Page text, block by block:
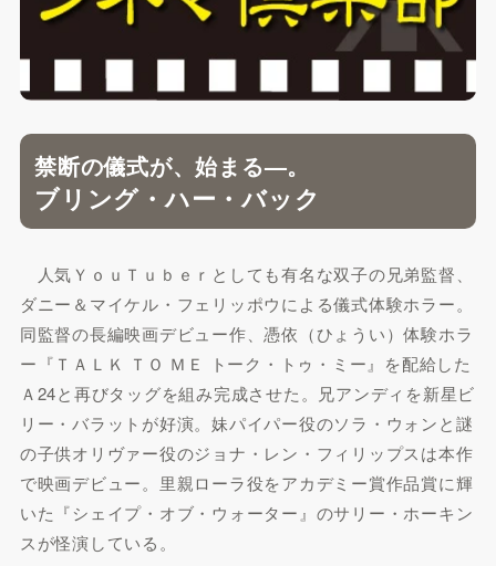
禁断の儀式が、始まる—。
ブリング・ハー・バック
人気ＹｏｕＴｕｂｅｒとしても有名な双子の兄弟監督、
ダニー＆マイケル・フェリッポウによる儀式体験ホラー。
同監督の長編映画デビュー作、憑依（ひょうい）体験ホラ
ー『ＴＡＬＫ ＴＯ ＭＥ トーク・トゥ・ミー』を配給した
Ａ24と再びタッグを組み完成させた。兄アンディを新星ビ
リー・バラットが好演。妹パイパー役のソラ・ウォンと謎
の子供オリヴァー役のジョナ・レン・フィリップスは本作
で映画デビュー。里親ローラ役をアカデミー賞作品賞に輝
いた『シェイプ・オブ・ウォーター』のサリー・ホーキン
スが怪演している。